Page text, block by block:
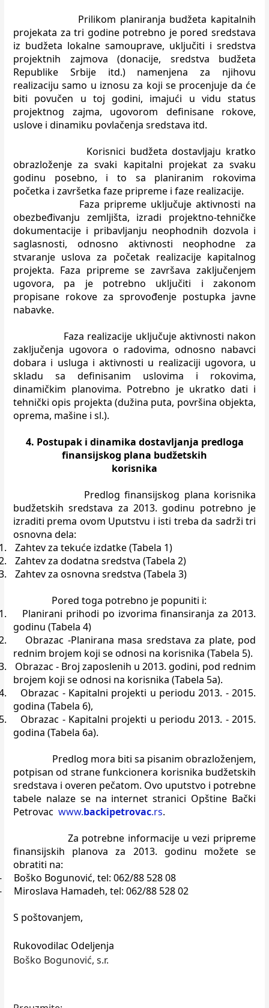
Prilikom planiranja budžeta kapitalnih
projekata za tri godine potrebno je pored sredstava
iz budžeta lokalne samouprave, uključiti i sredstva
projektnih
zajmova (donacije, sredstva budžeta
Republike Srbije itd.) namenjena za njihovu
realizaciju samo u iznosu za koji se procenjuje da će
biti povučen u toj godini, imajući u vidu status
projektnog zajma, ugovorom definisane rokove,
uslove i dinamiku povlačenja sredstava itd.
Korisnici budžeta dostavljaju kratko
obrazloženje za svaki kapitalni projekat za svaku
godinu posebno, i to sa planiranim rokovima
početka i završetka faze pripreme i faze realizacije.
Faza pripreme uključuje aktivnosti na
obezbeđivanju zemljišta, izradi
projektno-tehničke
dokumentacije i pribavljanju neophodnih dozvola i
saglasnosti, odnosno aktivnosti neophodne za
stvaranje uslova za početak realizacije kapitalnog
projekta. Faza pripreme se završava zaključenjem
ugovora,
pa je potrebno uključiti i zakonom
propisane rokove za sprovođenje postupka javne
nabavke.
Faza realizacije uključuje aktivnosti nakon
zaključenja ugovora o radovima, odnosno nabavci
dobara i usluga i aktivnosti u realizaciji ugovora, u
skladu sa definisanim uslovima i rokovima,
dinamičkim planovima. Potrebno je ukratko dati i
tehnički opis projekta (dužina puta, površina objekta,
oprema, mašine i sl.).
4. Postupak i dinamika dostavljanja predloga
finansijskog plana budžetskih
korisnika
Predlog finansijskog plana korisnika
budžetskih sredstava za 2013. godinu potrebno je
izraditi prema ovom Uputstvu i isti treba da sadrži tri
osnovna dela:
Zahtev za tekuće izdatke (Tabela 1)
Zahtev za dodatna sredstva (Tabela 2)
Zahtev za osnovna sredstva (Tabela 3)
Pored toga potrebno je popuniti i:
Planirani prihodi po izvorima finansiranja za 2013.
godinu (Tabela 4)
Obrazac -Planirana masa sredstava za plate, pod
rednim brojem koji seodnosi na korisnika (Tabela 5).
Obrazac - Broj zaposlenih u 2013. godini, pod rednim
brojem koji seodnosi na korisnika (Tabela 5a).
Obrazac - Kapitalni projekti u periodu 2013. - 2015.
godina (Tabela 6),
Obrazac - Kapitalni projekti u periodu 2013. - 2015.
godina (Tabela 6a).
Predlog mora biti sa pisanim obrazloženjem,
potpisan od strane funkcionera korisnika budžetskih
sredstava i overen pečatom. Ovo uputstvo i potrebne
tabele nalaze se na internet stranici Opštine Bački
Petrovac www.backipetrovac.rs.
Za potrebne informacije u vezi pripreme
finansijskih planova za 2013. godinu možete se
obratiti na:
Boško Bogunović, tel: 062/88 528 08
Miroslava Hamadeh, tel: 062/88 528 02
S poštovanjem,
Rukovodilac Odeljenja
Boško Bogunović, s.r.